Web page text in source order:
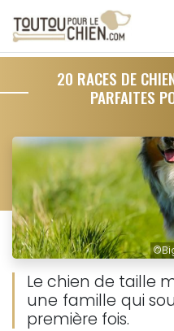
20 RACES DE
PARFAITES
©
Le chien de taille
une famille qui
première fois.